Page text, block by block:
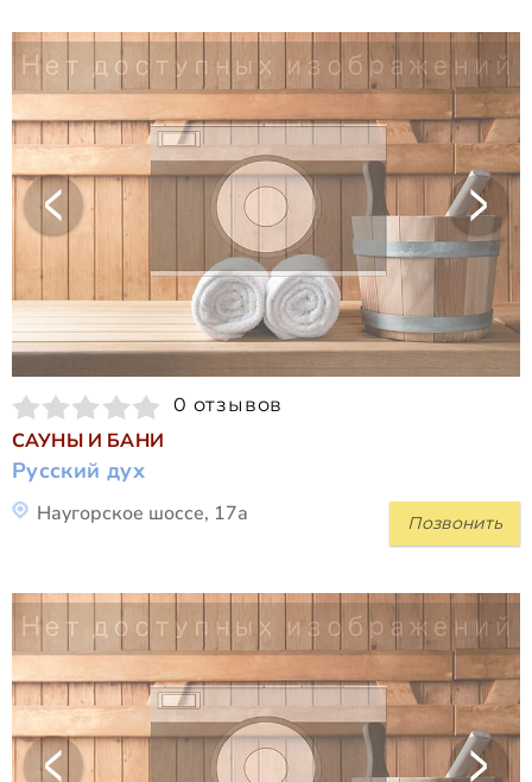
0 отзывов
САУНЫ И БАНИ
Русский дух
Позвонить
Наугорское шоссе, 17а